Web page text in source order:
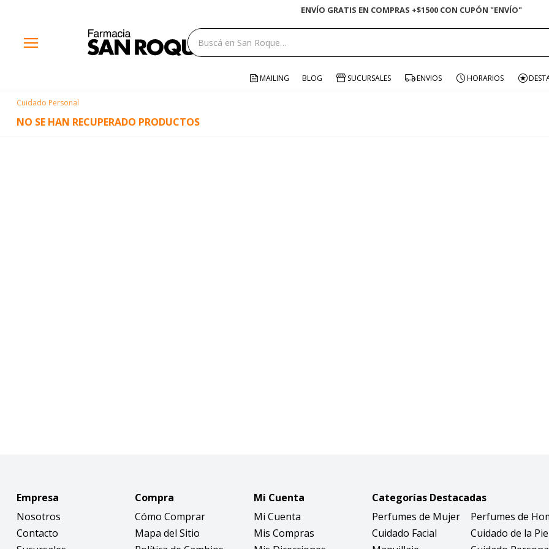
ENVÍO GRATIS EN COMPRAS +$1500 CON CUPÓN "ENVÍO"
menu
MAILING BLOG SUCURSALES ENVIOS HORARIOS
Cuidado Personal
NO SE HAN RECUPERADO PRODUCTOS
Empresa
Nosotros
Contacto
Compra
Cómo Comprar
Mapa del Sitio
Mi Cuenta
Mi Cuenta
Mis Compras
Categorías Destacadas
Perfumes de Mujer
Perfumes de
Cuidado Facial
Cuidado de la
close
storefront
help